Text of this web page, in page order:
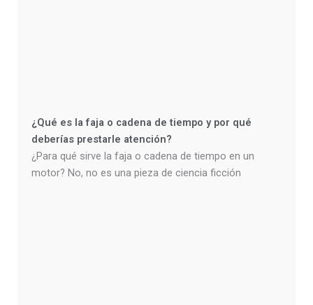
¿Qué es la faja o cadena de tiempo y por qué
deberías prestarle atención?
¿Para qué sirve la faja o cadena de tiempo en un
motor? No, no es una pieza de ciencia ficción